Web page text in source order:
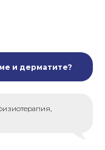
и дерматите?